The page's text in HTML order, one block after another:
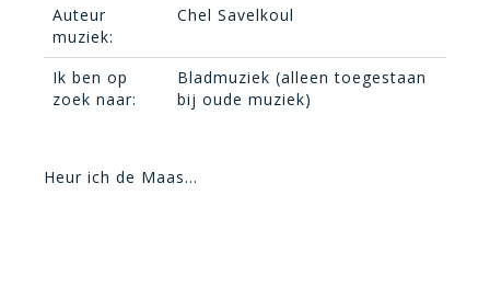
Auteur
muziek:
Chel Savelkoul
Ik ben op
zoek naar:
Bladmuziek (alleen toegestaan
bij oude muziek)
Heur ich de Maas…